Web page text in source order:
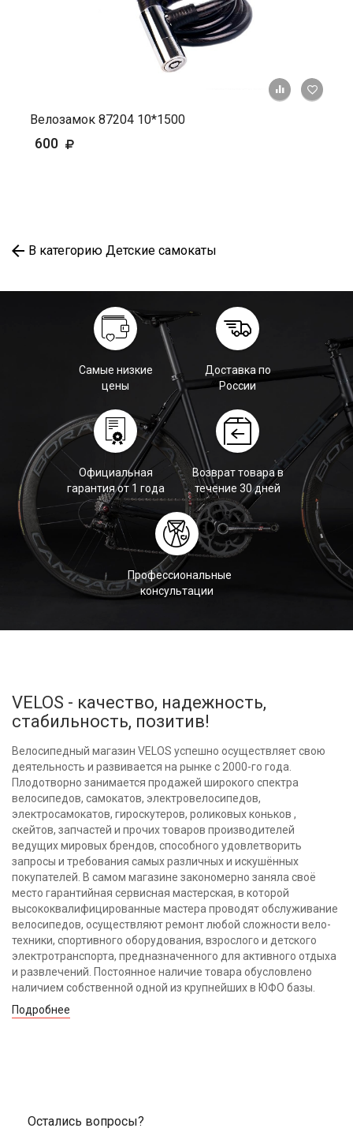
+ К
Велозамок 87204 10*1500
600
В категорию Детские самокаты
Самые низкие
цены
Доставка по
России
Официальная
гарантия от 1 года
Возврат товара в
течение 30 дней
Профессиональные
консультации
VELOS - качество, надежность,
стабильность, позитив!
Велосипедный магазин VELOS успешно осуществляет свою
деятельность и развивается на рынке с 2000-го года.
Плодотворно занимается продажей широкого спектра
велосипедов, самокатов, электровелосипедов,
электросамокатов, гироскутеров, роликовых коньков ,
скейтов, запчастей и прочих товаров производителей
ведущих мировых брендов, способного удовлетворить
запросы и требования самых различных и искушённых
покупателей. В самом магазине закономерно заняла своё
место гарантийная сервисная мастерская, в которой
высококвалифицированные мастера проводят обслуживание
велосипедов, осуществляют ремонт любой сложности вело-
техники, спортивного оборудования, взрослого и детского
электротранспорта, предназначенного для активного отдыха
и развлечений. Постоянное наличие товара обусловлено
наличием собственной одной из крупнейших в ЮФО базы.
Подробнее
Остались вопросы?